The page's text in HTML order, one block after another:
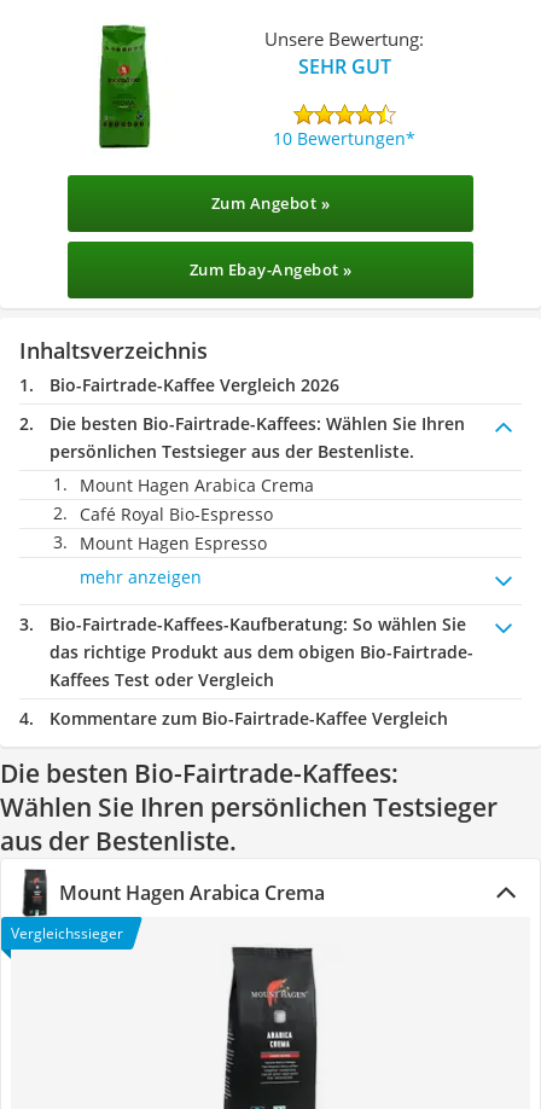
Unsere Bewertung:
SEHR GUT
10 Bewertungen
Zum Angebot »
Zum Ebay-Angebot »
Inhaltsverzeichnis
Bio-Fairtrade-Kaffee Vergleich 2026
Die besten Bio-Fairtrade-Kaffees: Wählen Sie Ihren
persönlichen Testsieger aus der Bestenliste.
Mount Hagen Arabica Crema
Café Royal Bio-Espresso
Mount Hagen Espresso
mehr anzeigen
Bio-Fairtrade-Kaffees-Kaufberatung: So wählen Sie
das richtige Produkt aus dem obigen Bio-Fairtrade-
Kaffees Test oder Vergleich
Kommentare zum Bio-Fairtrade-Kaffee Vergleich
Die besten Bio-Fairtrade-Kaffees:
Wählen Sie Ihren persönlichen Testsieger
aus der Bestenliste.
Mount Hagen Arabica Crema
Vergleichssieger